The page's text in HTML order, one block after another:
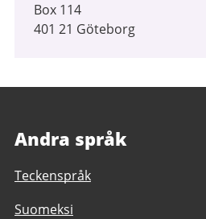
Box 114
401 21 Göteborg
Andra språk
Teckenspråk
Suomeksi